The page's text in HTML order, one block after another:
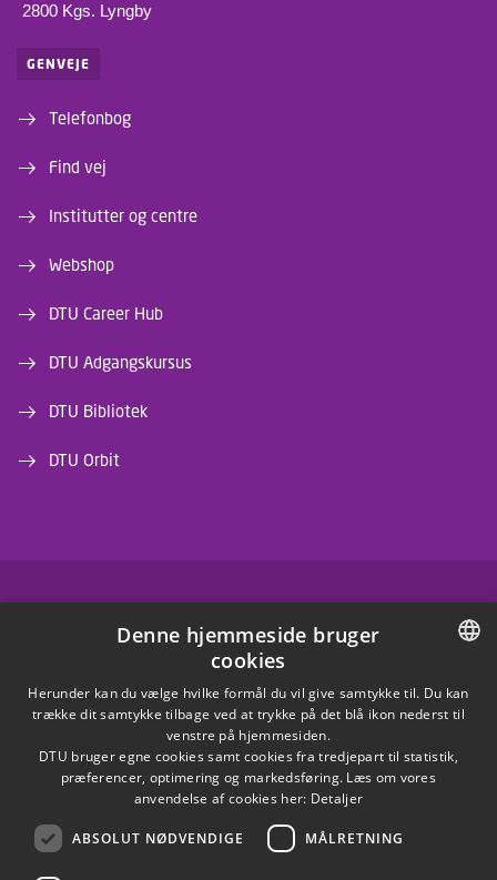
2800 Kgs. Lyngby
GENVEJE
Telefonbog
Find vej
Institutter og centre
Webshop
DTU Career Hub
DTU Adgangskursus
DTU Bibliotek
DTU Orbit
INSTAGRAM
LINKEDIN
X
YOUTUBE
DANISH
ENGLISH
Denne hjemmeside bruger
cookies
Herunder kan du vælge hvilke formål du vil give samtykke til. Du kan
trække dit samtykke tilbage ved at trykke på det blå ikon nederst til
venstre på hjemmesiden.
DTU bruger egne cookies samt cookies fra tredjepart til statistik,
præferencer, optimering og markedsføring. Læs om vores
anvendelse af cookies her: Detaljer
ABSOLUT NØDVENDIGE MÅLRETNING